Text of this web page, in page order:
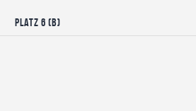
Platz 6 (B)